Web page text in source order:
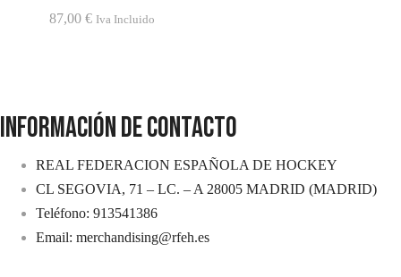
87,00 € Iva Incluido
INFORMACIÓN DE CONTACTO
REAL FEDERACION ESPAÑOLA DE HOCKEY
CL SEGOVIA, 71 – LC. – A 28005 MADRID (MADRID)
Teléfono: 913541386
Email: merchandising@rfeh.es